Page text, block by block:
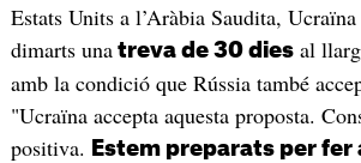
Estats Units a l’Aràbia Saudita,
dimarts unatreva de 30 diesal
amb la condició que Rússia també
"Ucraïna accepta aquesta proposta.
positiva.
Estem preparats per fer